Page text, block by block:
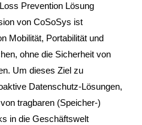
Prevention Lösung
von CoSoSys ist
Mobilität, Portabilität und
ohne die Sicherheit von
Um dieses Ziel zu
Datenschutz-Lösungen,
tragbaren (Speicher-)
in die Geschäftswelt